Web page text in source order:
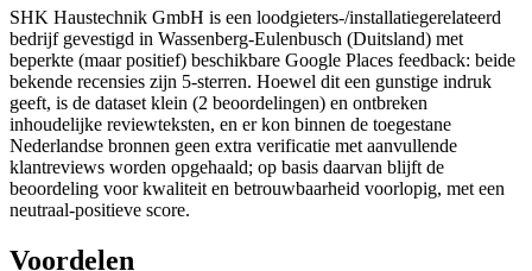
SHK Haustechnik GmbH is een loodgieters-/installatiegerelateerd
bedrijf gevestigd in Wassenberg-Eulenbusch (Duitsland) met
beperkte (maar positief) beschikbare Google Places feedback: beide
bekende recensies zijn 5-sterren. Hoewel dit een gunstige indruk
geeft, is de dataset klein (2 beoordelingen) en ontbreken
inhoudelijke reviewteksten, en er kon binnen de toegestane
Nederlandse bronnen geen extra verificatie met aanvullende
klantreviews worden opgehaald; op basis daarvan blijft de
beoordeling voor kwaliteit en betrouwbaarheid voorlopig, met een
neutraal-positieve score.
Voordelen